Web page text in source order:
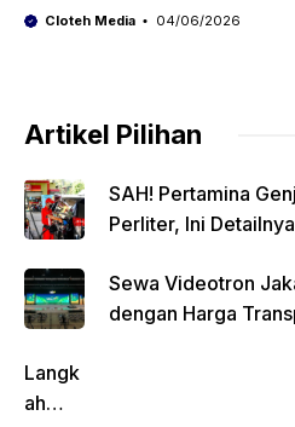
Cloteh Media 04/06/2026
Artikel Pilihan
SAH! Pertamina
Perliter, Ini Detailnya
Sewa Videotron
dengan Harga
Langk
ah